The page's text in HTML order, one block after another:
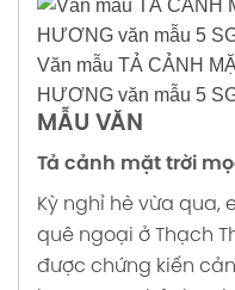
Văn mẫu TẢ CẢNH
HƯƠNG văn mẫu 5
MẪU VĂN
Tả cảnh mặt trời
Kỳ nghỉ hè vừa qua,
quê ngoại ở Thạch
được chứng kiến